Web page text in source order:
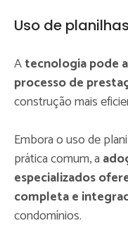
Uso de
Atecnologia pode
processo de
construção mais
Embora o uso de
prática comum, a
especializados
completa e
condomínios.